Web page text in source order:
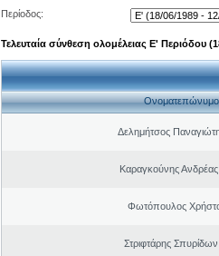
Περίοδος:
Τελευταία σύνθεση ολομέλειας Ε' Περιόδου
Ονοματεπώνυμο
Δελημήτσος
Καραγκούνης Ανδρέας
Φωτόπουλος
Στριφτάρης